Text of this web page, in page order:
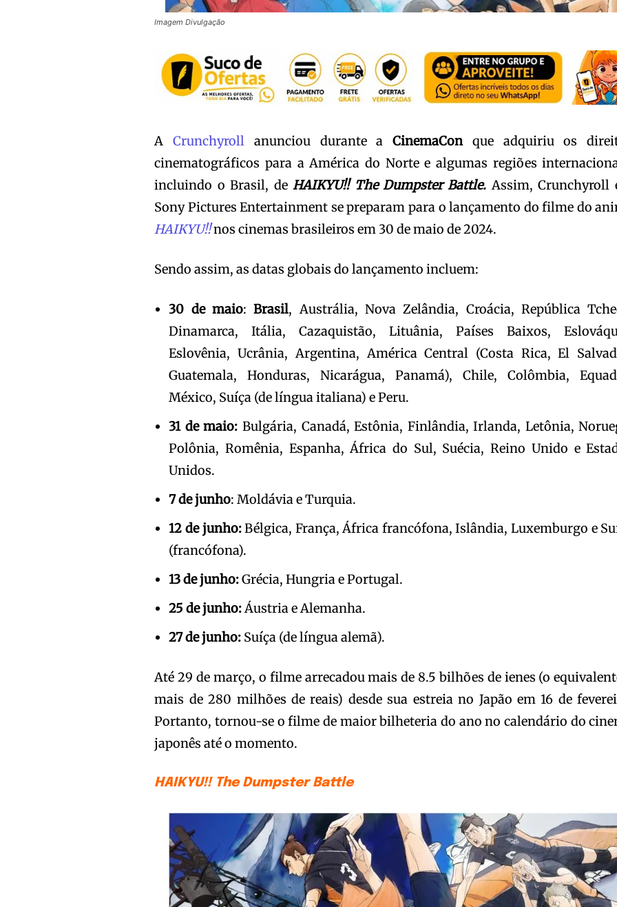
Imagem Divulgação
ACrunchyroll anunciou durante aCinemaConque adquiriu os
cinematográficos para a América do Norte e algumas regiões
incluindo o Brasil, deHAIKYU!! The Dumpster Battle. Assim, Crunchyroll
Sony Pictures Entertainment se preparam para o lançamento do filme do
HAIKYU!!nos cinemas brasileiros em 30 de maio de 2024.
Sendo assim, as datas globais do lançamento incluem:
30 de maio:Brasil, Austrália, Nova Zelândia, Croácia, República
Dinamarca, Itália, Cazaquistão, Lituânia, Países Baixos,
Eslovênia, Ucrânia, Argentina, América Central (Costa Rica, El
Guatemala, Honduras, Nicarágua, Panamá), Chile, Colômbia,
México, Suíça (de língua italiana) e Peru.
31 de maio: Bulgária, Canadá, Estônia, Finlândia, Irlanda, Letônia,
Polônia, Romênia, Espanha, África do Sul, Suécia, Reino Unido e
Unidos.
7 de junho: Moldávia e Turquia.
12 de junho:Bélgica, França, África francófona, Islândia, Luxemburgo e
(francófona).
13 de junho:Grécia, Hungria e Portugal.
25 de junho:Áustria e Alemanha.
27 de junho: Suíça (de língua alemã).
Até 29 de março, o filme arrecadou mais de 8.5 bilhões de ienes (o
mais de 280 milhões de reais) desde sua estreia no Japão em 16 de
Portanto, tornou-se o filme de maior bilheteria do ano no calendário do
japonês até o momento.
HAIKYU!! The Dumpster Battle